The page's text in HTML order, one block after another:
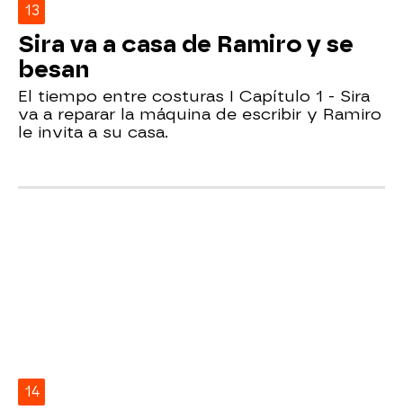
13
Sira va a casa de Ramiro y se
besan
El tiempo entre costuras I Capítulo 1 - Sira
va a reparar la máquina de escribir y Ramiro
le invita a su casa.
14